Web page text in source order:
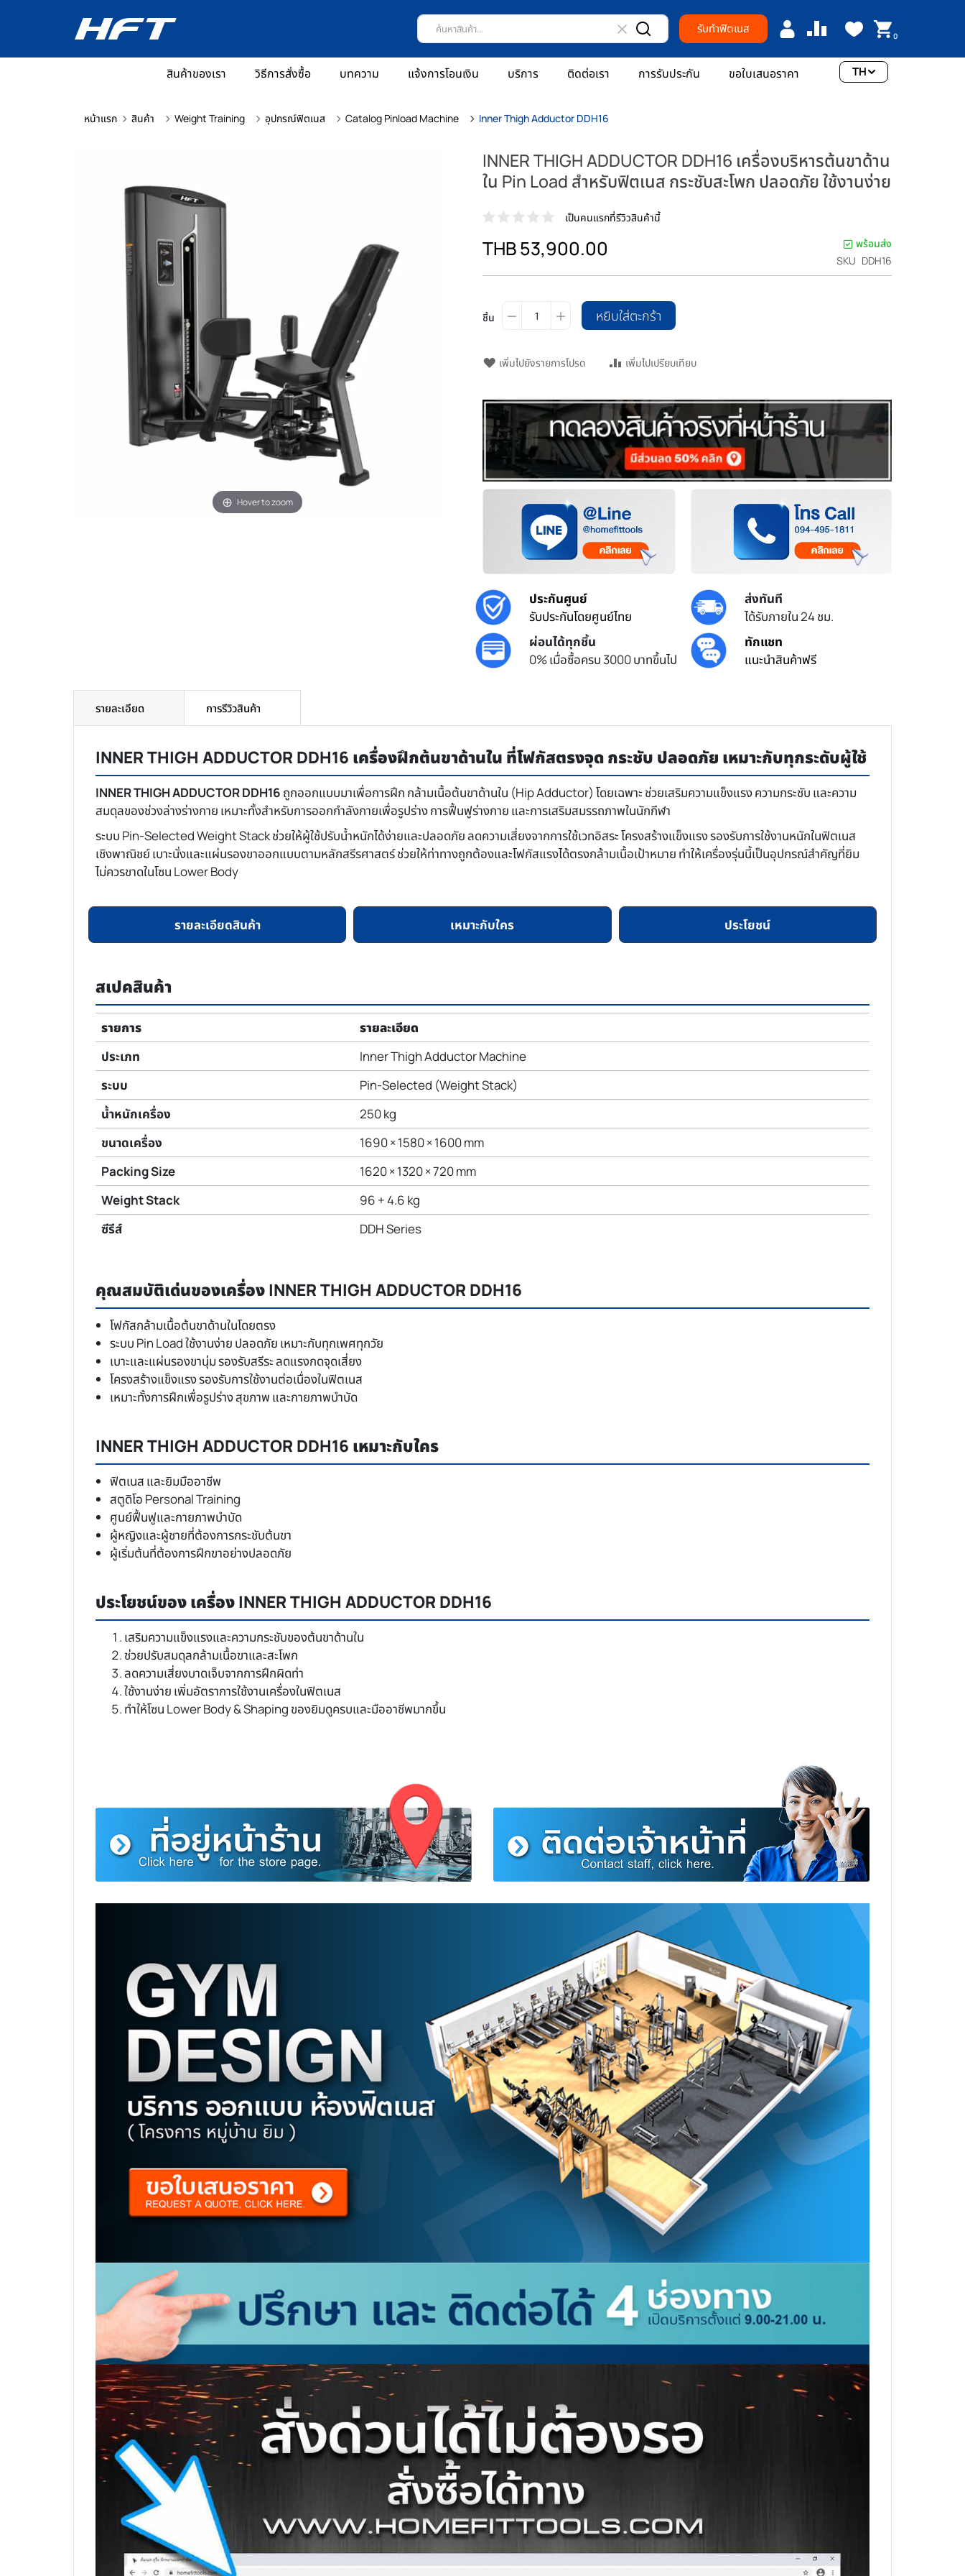
รับทำฟิตเนส 0
สินค้าของเรา วิธีการสั่งซื้อ บทความ แจ้งการโอนเงิน บริการ ติดต่อเรา การรับประกัน ขอใบเสนอราคา TH
หน้าแรก สินค้า Weight Training อุปกรณ์ฟิตเนส Catalog Pinload Machine Inner Thigh Adductor DDH16
Hover to zoom
INNER THIGH ADDUCTOR DDH16 เครื่องบริหารต้นขาด้าน
ใน Pin Load สำหรับฟิตเนส กระชับสะโพก ปลอดภัย ใช้งานง่าย
เป็นคนแรกที่รีวิวสินค้านี้
THB 53,900.00
พร้อมส่ง
SKU DDH16
ชิ้น หยิบใส่ตะกร้า
เพิ่มไปยังรายการโปรด เพิ่มไปเปรียบเทียบ
ประกันศูนย์
รับประกันโดยศูนย์ไทย
ส่งทันที
ได้รับภายใน 24 ชม.
ผ่อนได้ทุกชิ้น
0% เมื่อซื้อครบ 3000 บาทขึ้นไป
ทักแชท
แนะนำสินค้าฟรี
รายละเอียด
INNER THIGH ADDUCTOR DDH16 เครื่องฝึกต้นขาด้านใน ที่โฟกัสตรงจุด กระชับ ปลอดภัย เหมาะกับทุกระดับผู้ใช้
INNER THIGH ADDUCTOR DDH16 ถูกออกแบบมาเพื่อการฝึก กล้ามเนื้อต้นขาด้านใน (Hip Adductor) โดยเฉพาะ ช่วยเสริมความแข็งแรง ความกระชับ และความ
สมดุลของช่วงล่างร่างกาย เหมาะทั้งสำหรับการออกกำลังกายเพื่อรูปร่าง การฟื้นฟูร่างกาย และการเสริมสมรรถภาพในนักกีฬา
ระบบ Pin-Selected Weight Stack ช่วยให้ผู้ใช้ปรับน้ำหนักได้ง่ายและปลอดภัย ลดความเสี่ยงจากการใช้เวทอิสระ โครงสร้างแข็งแรง รองรับการใช้งานหนักในฟิตเนส
เชิงพาณิชย์ เบาะนั่งและแผ่นรองขาออกแบบตามหลักสรีรศาสตร์ ช่วยให้ท่าทางถูกต้องและโฟกัสแรงได้ตรงกล้ามเนื้อเป้าหมาย ทำให้เครื่องรุ่นนี้เป็นอุปกรณ์สำคัญที่ยิม
ไม่ควรขาดในโซน Lower Body
รายละเอียดสินค้า เหมาะกับใคร ประโยชน์
สเปคสินค้า
รายการ
รายละเอียด
ประเภท
Inner Thigh Adductor Machine
ระบบ
Pin-Selected (Weight Stack)
น้ำหนักเครื่อง
250 kg
ขนาดเครื่อง
1690 × 1580 × 1600 mm
Packing Size
1620 × 1320 × 720 mm
Weight Stack
96 + 4.6 kg
ซีรีส์
DDH Series
คุณสมบัติเด่นของเครื่อง INNER THIGH ADDUCTOR DDH16
โฟกัสกล้ามเนื้อต้นขาด้านในโดยตรง
ระบบ Pin Load ใช้งานง่าย ปลอดภัย เหมาะกับทุกเพศทุกวัย
เบาะและแผ่นรองขานุ่ม รองรับสรีระ ลดแรงกดจุดเสี่ยง
โครงสร้างแข็งแรง รองรับการใช้งานต่อเนื่องในฟิตเนส
เหมาะทั้งการฝึกเพื่อรูปร่าง สุขภาพ และกายภาพบำบัด
INNER THIGH ADDUCTOR DDH16 เหมาะกับใคร
ฟิตเนส และยิมมืออาชีพ
สตูดิโอ Personal Training
ศูนย์ฟื้นฟูและกายภาพบำบัด
ผู้หญิงและผู้ชายที่ต้องการกระชับต้นขา
ผู้เริ่มต้นที่ต้องการฝึกขาอย่างปลอดภัย
ประโยชน์ของ เครื่อง INNER THIGH ADDUCTOR DDH16
เสริมความแข็งแรงและความกระชับของต้นขาด้านใน
ช่วยปรับสมดุลกล้ามเนื้อขาและสะโพก
ลดความเสี่ยงบาดเจ็บจากการฝึกผิดท่า
ใช้งานง่าย เพิ่มอัตราการใช้งานเครื่องในฟิตเนส
ทำให้โซน Lower Body & Shaping ของยิมดูครบและมืออาชีพมากขึ้น
การรีวิวสินค้า